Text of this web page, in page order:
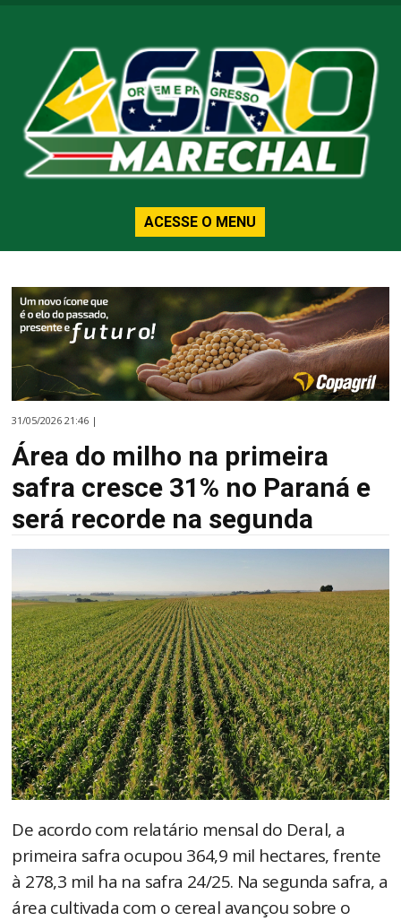
ACESSE O MENU
31/05/2026 21:46 |
Área do milho na primeira
safra cresce 31% no Paraná e
será recorde na segunda
De acordo com relatário mensal do Deral, a
primeira safra ocupou 364,9 mil hectares, frente
à 278,3 mil ha na safra 24/25. Na segunda safra, a
área cultivada com o cereal avançou sobre o